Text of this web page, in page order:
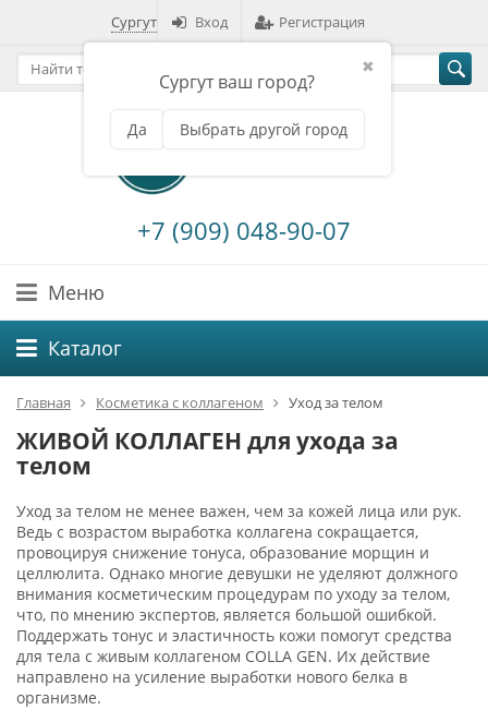
Сургут
✖
Сургут ваш город?
Да Выбрать другой город
Вход Регистрация
+7 (909) 048-90-07
Меню
Каталог
Главная Косметика с коллагеном Уход за телом
ЖИВОЙ КОЛЛАГЕН для ухода за
телом
Уход за телом не менее важен, чем за кожей лица или рук.
Ведь с возрастом выработка коллагена сокращается,
провоцируя снижение тонуса, образование морщин и
целлюлита. Однако многие девушки не уделяют должного
внимания косметическим процедурам по уходу за телом,
что, по мнению экспертов, является большой ошибкой.
Поддержать тонус и эластичность кожи помогут средства
для тела с живым коллагеном COLLA GEN. Их действие
направлено на усиление выработки нового белка в
организме.